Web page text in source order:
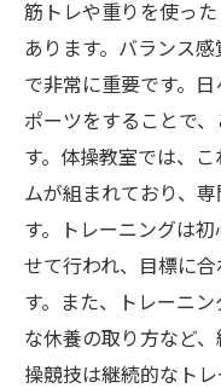
筋トレや重りを使っ
あります。バランス
で非常に重要です。
ポーツをすることで
す。体操教室では、
ムが組まれており、
す。トレーニングは
せて行われ、目標に
す。また、トレーニ
な休養の取り方など
操競技は継続的なト